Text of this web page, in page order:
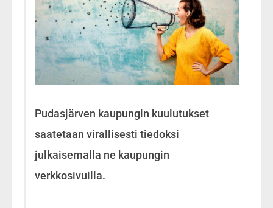
Pudasjärven kaupungin kuulutukset
saatetaan virallisesti tiedoksi
julkaisemalla ne kaupungin
verkkosivuilla.